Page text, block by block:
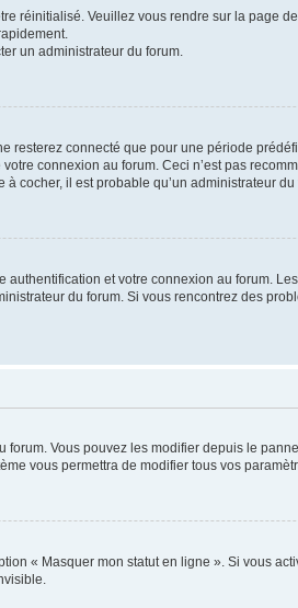
réinitialisé. Veuillez vous rendre sur la page
un administrateur du forum.
connecté que pour une période
connexion au forum. Ceci n’est pas
cocher, il est probable qu’un administrateur
et votre connexion au forum.
du forum. Si vous rencontrez des
Vous pouvez les modifier depuis le
vous permettra de modifier tous vos
« Masquer mon statut en ligne ». Si vous